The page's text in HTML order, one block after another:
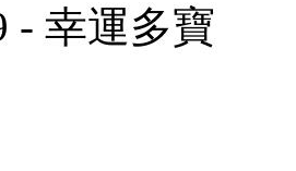
- 幸運多寶